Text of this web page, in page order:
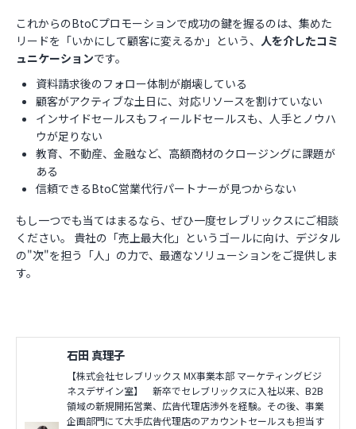
これからのBtoCプロモーションで成功の鍵を握るのは、集めた
リードを「いかにして顧客に変えるか」という、 人を介したコミ
ュニケーションです。
資料請求後のフォロー体制が崩壊している
顧客がアクティブな土日に、対応リソースを割けていない
インサイドセールスもフィールドセールスも、人手とノウハ
ウが足りない
教育、不動産、金融など、高額商材のクロージングに課題が
ある
信頼できるBtoC営業代行パートナーが見つからない
もし一つでも当てはまるなら、ぜひ一度セレブリックスにご相談
ください。 貴社の「売上最大化」というゴールに向け、デジタル
の"次"を担う「人」の力で、最適なソリューションをご提供しま
す。
石田 真理子
【株式会社セレブリックス MX事業本部 マーケティングビジ
ネスデザイン室】 新卒でセレブリックスに入社以来、B2B
領域の新規開拓営業、広告代理店渉外を経験。その後、事業
企画部門にて大手広告代理店のアカウントセールスも担当す